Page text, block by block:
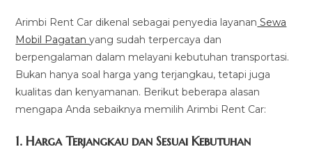
Arimbi Rent Car dikenal sebagai penyedia layanan Sewa
Mobil Pagatanyang sudah terpercaya dan
berpengalaman dalam melayani kebutuhan transportasi.
Bukan hanya soal harga yang terjangkau, tetapi juga
kualitas dan kenyamanan. Berikut beberapa alasan
mengapa Anda sebaiknya memilih Arimbi Rent Car:
1.Harga Terjangkau dan Sesuai Kebutuhan